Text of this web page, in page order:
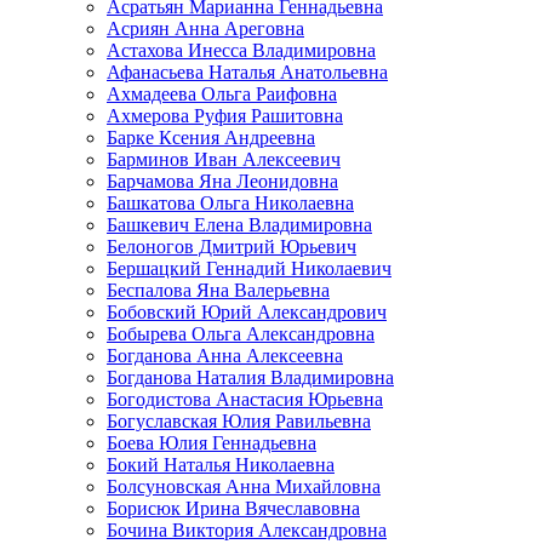
Асратьян Марианна Геннадьевна
Асриян Анна Ареговна
Астахова Инесса Владимировна
Афанасьева Наталья Анатольевна
Ахмадеева Ольга Раифовна
Ахмерова Руфия Рашитовна
Барке Ксения Андреевна
Барминов Иван Алексеевич
Барчамова Яна Леонидовна
Башкатова Ольга Николаевна
Башкевич Елена Владимировна
Белоногов Дмитрий Юрьевич
Бершацкий Геннадий Николаевич
Беспалова Яна Валерьевна
Бобовский Юрий Александрович
Бобырева Ольга Александровна
Богданова Анна Алексеевна
Богданова Наталия Владимировна
Богодистова Анастасия Юрьевна
Богуславская Юлия Равильевна
Боева Юлия Геннадьевна
Бокий Наталья Николаевна
Болсуновская Анна Михайловна
Борисюк Ирина Вячеславовна
Бочина Виктория Александровна